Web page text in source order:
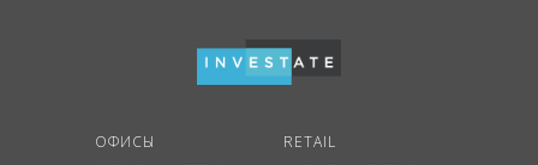
ОФИСЫ
RETAIL